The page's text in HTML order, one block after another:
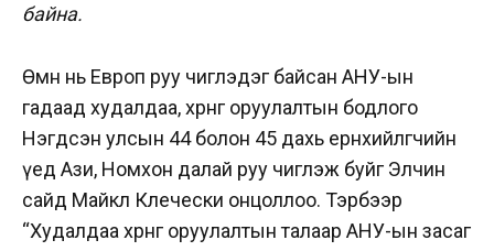
байна.
Өмнө нь Европ руу чиглэдэг байсан АНУ-ын
гадаад худалдаа, хөрөнгө оруулалтын бодлого
Нэгдсэн улсын 44 болон 45 дахь ерөнхийлөгчийн
үед Ази, Номхон далай руу чиглэж буйг Элчин
сайд Майкл Клечески онцоллоо. Тэрбээр
“Худалдаа хөрөнгө оруулалтын талаар АНУ-ын засаг